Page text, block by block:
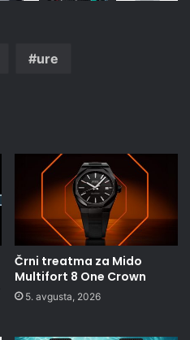
ure
Črni treatma za Mido
Multifort 8 One Crown
5. avgusta, 2026